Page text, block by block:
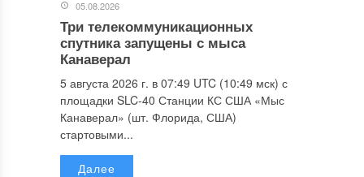
05.08.2026
Три телекоммуникационных
спутника запущены с мыса
Канаверал
5 августа 2026 г. в 07:49 UTC (10:49 мск) с
площадки SLC-40 Станции КС США «Мыс
Канаверал» (шт. Флорида, США)
стартовыми...
Далее